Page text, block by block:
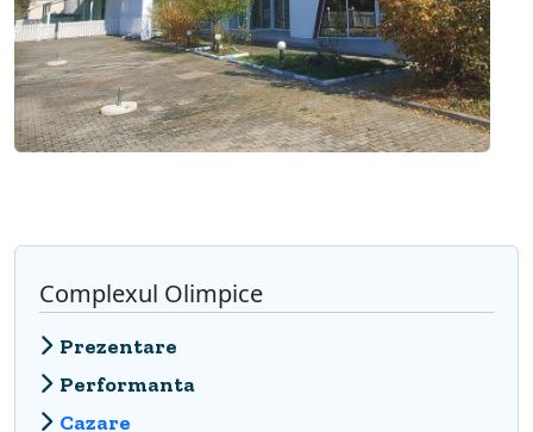
Complexul Olimpice
Prezentare
Performanta
Cazare